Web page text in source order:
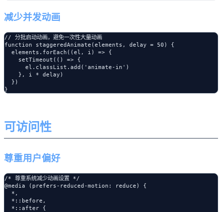
减少并发动画
// 分批启动动画，避免一次性大量动画
function staggeredAnimate(elements, delay = 50) {
  elements.forEach((el, i) => {
    setTimeout(() => {
      el.classList.add('animate-in')
    }, i * delay)
  })
可访问性
尊重用户偏好
/* 尊重系统减少动画设置 */
@media (prefers-reduced-motion: reduce) {
  *,
  *::before,
  *::after {